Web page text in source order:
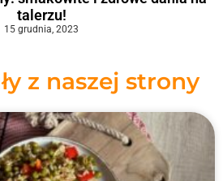
talerzu!
15 grudnia, 2023
z naszej strony